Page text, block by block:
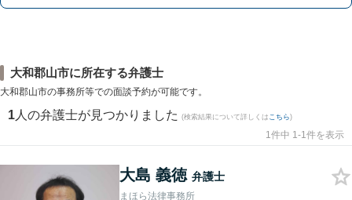
大和郡山市に所在する弁護士
大和郡山市の事務所等での面談予約が可能です。
1 人の弁護士が見つかりました (検索結果について詳しくは こちら)
1件中 1-1件を表示
大島 義徳 弁護士
まほら法律事務所